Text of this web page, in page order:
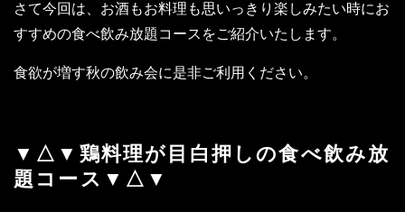
さて今回は、お酒もお料理も思いっきり楽しみたい時にお
すすめの食べ飲み放題コースをご紹介いたします。
食欲が増す秋の飲み会に是非ご利用ください。
▼△▼鶏料理が目白押しの食べ飲み放
題コース▼△▼